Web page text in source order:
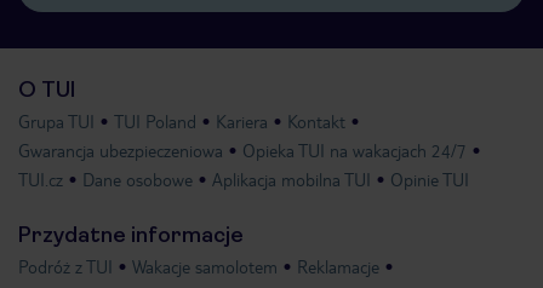
O TUI
Grupa TUI TUI Poland Kariera
Kontakt
Gwarancja ubezpieczeniowa
Opieka TUI na wakacjach 24/7
TUI.cz
Dane osobowe Aplikacja mobilna TUI Opinie TUI
Przydatne informacje
Podróż z TUI Wakacje samolotem
Reklamacje